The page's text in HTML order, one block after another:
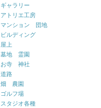
ギャラリー
アトリエ工房
マンション 団地
ビルディング
屋上
墓地 霊園
お寺 神社
道路
畑 農園
ゴルフ場
スタジオ各種